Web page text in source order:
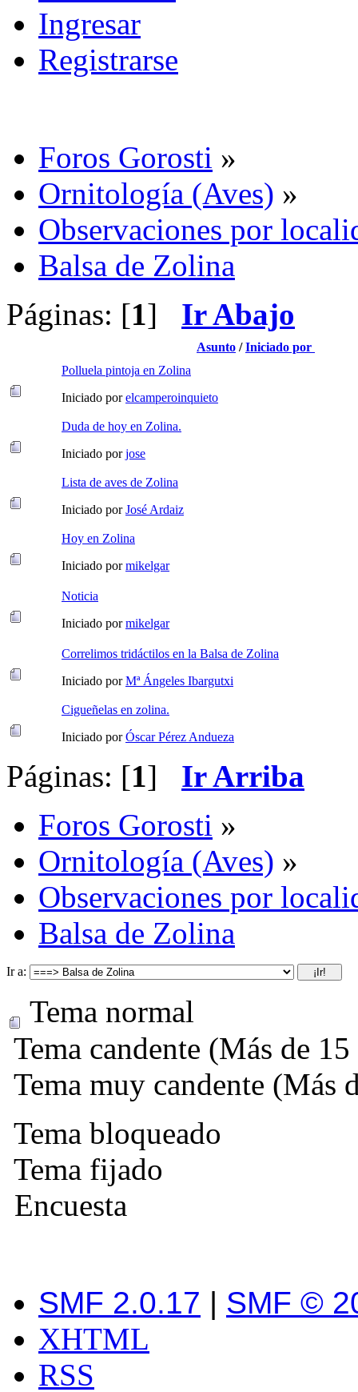
Ingresar
Registrarse
Foros Gorosti »
Ornitología (Aves) »
Observaciones por
Balsa de Zolina
Páginas: [1] Ir Abajo
Asunto /Iniciado por
Polluela pintoja en Zolina
Iniciado porelcamperoinquieto
Duda de hoy en Zolina.
Iniciado porjose
Lista de aves de Zolina
Iniciado porJosé Ardaiz
Hoy en Zolina
Iniciado pormikelgar
Noticia
Iniciado pormikelgar
Correlimos tridáctilos en la Balsa de Zolina
Iniciado porMª Ángeles Ibargutxi
Cigueñelas en zolina.
Iniciado porÓscar Pérez Andueza
Páginas: [1] Ir Arriba
Foros Gorosti »
Ornitología (Aves) »
Observaciones por
Balsa de Zolina
Ir a:
Tema normal
Tema candente (Más de 15
Tema muy candente (Más
Tema bloqueado
Tema fijado
Encuesta
SMF 2.0.17 | SMF ©
XHTML
RSS